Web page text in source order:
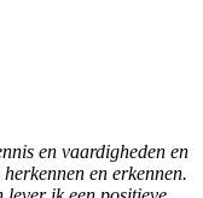
en vaardigheden en
en erkennen.